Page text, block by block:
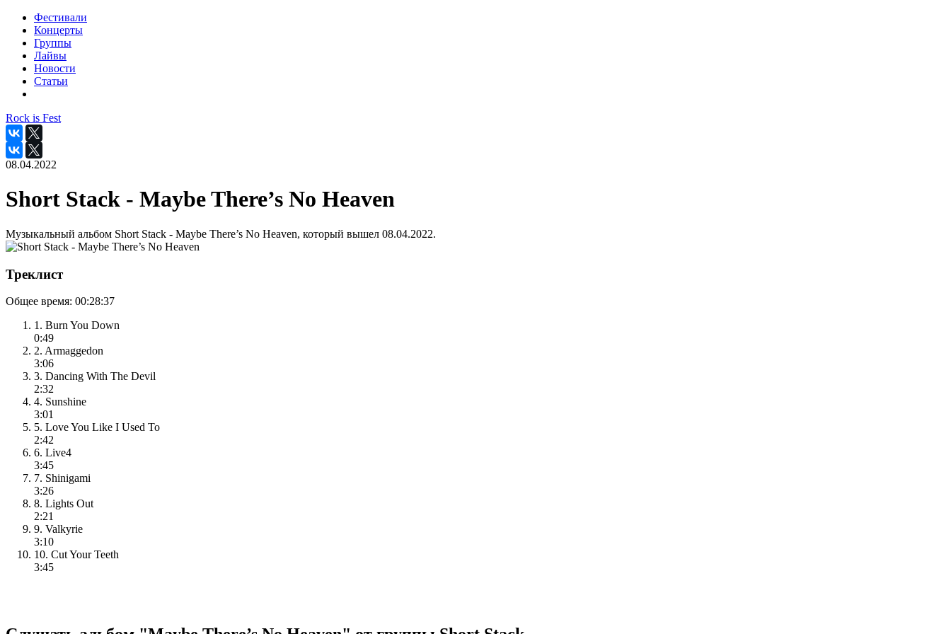
Фестивали
Концерты
Группы
Лайвы
Новости
Статьи
Rock is Fest
08.04.2022
Short Stack - Maybe There’s No Heaven
Музыкальный альбом Short Stack - Maybe There’s No Heaven, который вышел 08.04.2022.
Треклист
Общее время: 00:28:37
1. Burn You Down
0:49
2. Armaggedon
3:06
3. Dancing With The Devil
2:32
4. Sunshine
3:01
5. Love You Like I Used To
2:42
6. Live4
3:45
7. Shinigami
3:26
8. Lights Out
2:21
9. Valkyrie
3:10
10. Cut Your Teeth
3:45